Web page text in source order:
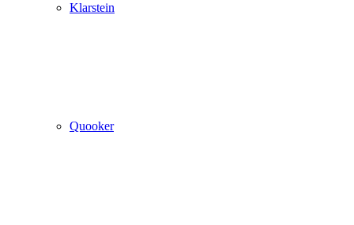
Klarstein
Quooker